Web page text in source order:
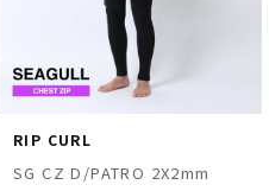
RIP CURL
SG CZ D/PATRO 2X2mm